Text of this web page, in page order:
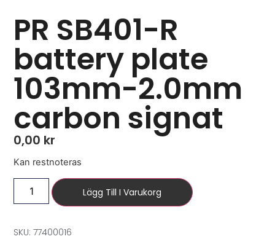
PR SB401-R
battery plate
103mm-2.0mm
carbon signat
0,00 kr
Kan restnoteras
Lägg Till I Varukorg
SKU: 77400016